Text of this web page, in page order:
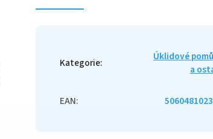
Kategorie:
Úklidové
a
EAN: